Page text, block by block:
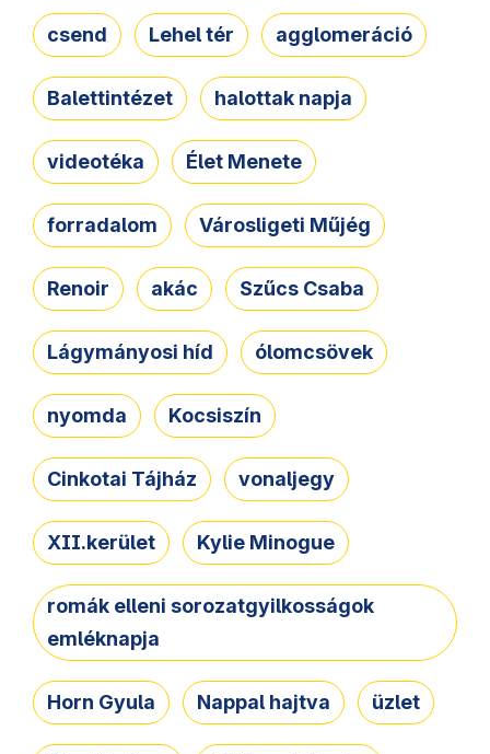
csend Lehel tér agglomeráció
Balettintézet halottak napja
videotéka Élet Menete
forradalom Városligeti Műjég
Renoir akác Szűcs Csaba
Lágymányosi híd ólomcsövek
nyomda Kocsiszín
Cinkotai Tájház vonaljegy
XII.kerület Kylie Minogue
romák elleni sorozatgyilkosságok
emléknapja
Horn Gyula Nappal hajtva üzlet